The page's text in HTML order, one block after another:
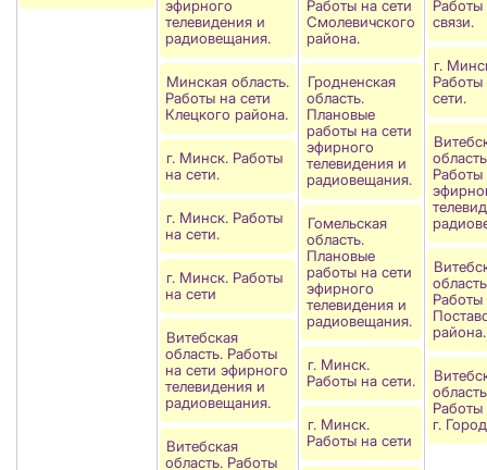
эфирного
телевидения и
радиовещания.
Минская область.
Работы на сети
Клецкого района.
г. Минск. Работы
на сети.
г. Минск. Работы
на сети.
г. Минск. Работы
на сети
Витебская
область. Работы
на сети эфирного
телевидения и
радиовещания.
Витебская
область. Работы
Работы на сети
Смолевичского
района.
Гродненская
область.
Плановые
работы на сети
эфирного
телевидения и
радиовещания.
Гомельская
область.
Плановые
работы на сети
эфирного
телевидения и
радиовещания.
г. Минск.
Работы на сети.
г. Минск.
Работы на сети
Работы
связи.
г.
Работы
сети.
Работы
Работы
района.
Работы
г.